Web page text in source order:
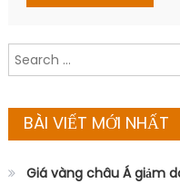
Search
for:
BÀI VIẾT MỚI NHẤT
Giá vàng châu Á giảm